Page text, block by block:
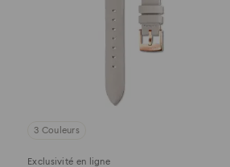
3 Couleurs
Exclusivité en ligne